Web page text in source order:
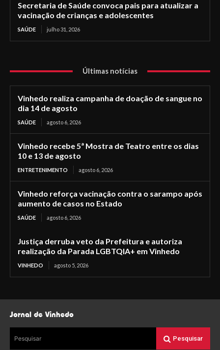
Secretaria de Saúde convoca pais para atualizar a
vacinação de crianças e adolescentes
SAÚDE julho 31, 2026
Últimas notícias
Vinhedo realiza campanha de doação de sangue no
dia 14 de agosto
SAÚDE agosto 6, 2026
Vinhedo recebe 5ª Mostra de Teatro entre os dias
10 e 13 de agosto
ENTRETENIMENTO agosto 6, 2026
Vinhedo reforça vacinação contra o sarampo após
aumento de casos no Estado
SAÚDE agosto 6, 2026
Justiça derruba veto da Prefeitura e autoriza
realização da Parada LGBTQIA+ em Vinhedo
VINHEDO agosto 5, 2026
Jornal de Vinhedo
Pesquisar Pesquisar